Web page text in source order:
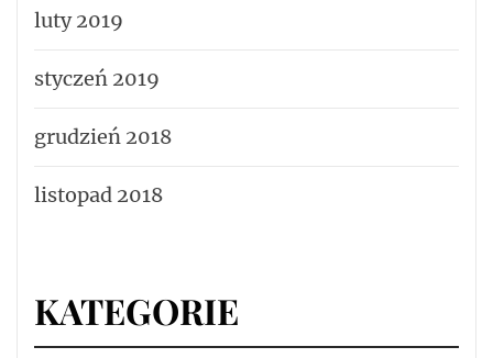
luty 2019
styczeń 2019
grudzień 2018
listopad 2018
KATEGORIE